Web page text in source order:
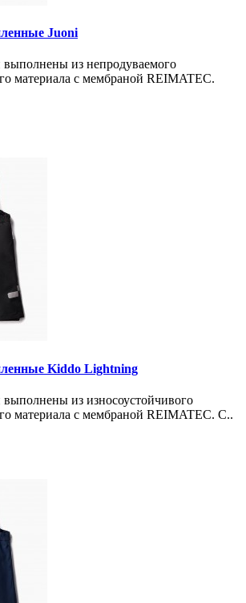
Juoni
из непродуваемого
материала с мембраной REIMATEC.
Kiddo Lightning
из износоустойчивого
материала с мембраной REIMATEC. С..